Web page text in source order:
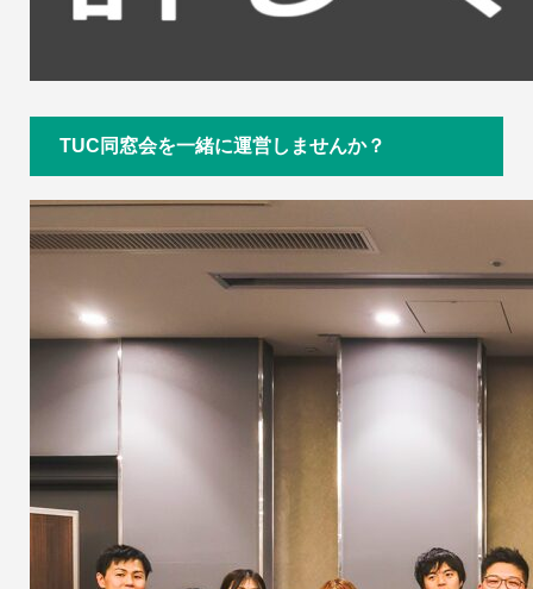
TUC同窓会を一緒に運営しませんか？